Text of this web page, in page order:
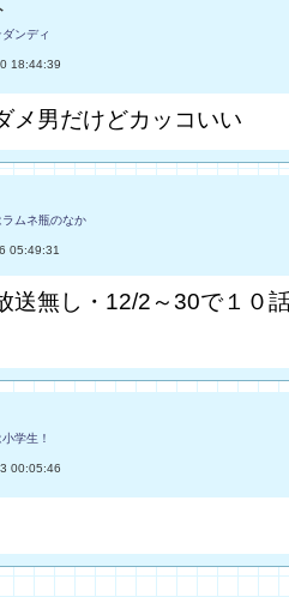
ンディ
18:44:39
男だけどカッコいい
ムネ瓶のなか
05:49:31
送無し・12/2～30で１０
学生！
00:05:46